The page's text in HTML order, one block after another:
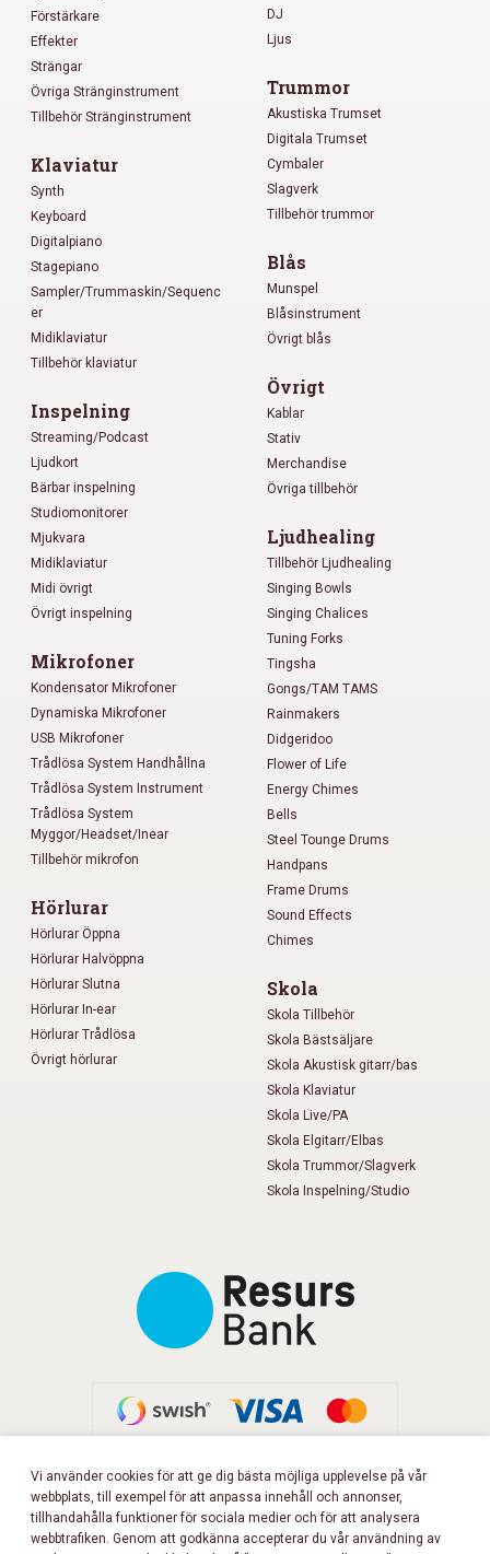
Förstärkare
Effekter
Strängar
Övriga Stränginstrument
Tillbehör Stränginstrument
Klaviatur
Synth
Keyboard
Digitalpiano
Stagepiano
Sampler/Trummaskin/Sequenc
er
Midiklaviatur
Tillbehör klaviatur
Inspelning
Streaming/Podcast
Ljudkort
Bärbar inspelning
Studiomonitorer
Mjukvara
Midiklaviatur
Midi övrigt
Övrigt inspelning
Mikrofoner
Kondensator Mikrofoner
Dynamiska Mikrofoner
USB Mikrofoner
Trådlösa System Handhållna
Trådlösa System Instrument
Trådlösa System
Myggor/Headset/Inear
Tillbehör mikrofon
Hörlurar
Hörlurar Öppna
Hörlurar Halvöppna
Hörlurar Slutna
Hörlurar In-ear
Hörlurar Trådlösa
Övrigt hörlurar
DJ
Ljus
Trummor
Akustiska Trumset
Digitala Trumset
Cymbaler
Slagverk
Tillbehör trummor
Blås
Munspel
Blåsinstrument
Övrigt blås
Övrigt
Kablar
Stativ
Merchandise
Övriga tillbehör
Ljudhealing
Tillbehör Ljudhealing
Singing Bowls
Singing Chalices
Tuning Forks
Tingsha
Gongs/TAM TAMS
Rainmakers
Didgeridoo
Flower of Life
Energy Chimes
Bells
Steel Tounge Drums
Handpans
Frame Drums
Sound Effects
Chimes
Skola
Skola Tillbehör
Skola Bästsäljare
Skola Akustisk gitarr/bas
Skola Klaviatur
Skola Live/PA
Skola Elgitarr/Elbas
Skola Trummor/Slagverk
Skola Inspelning/Studio
FÖLJ OSS PÅ FACEBOOK!
Vi använder cookies för att ge dig bästa möjliga upplevelse på vår
webbplats, till exempel för att anpassa innehåll och annonser,
tillhandahålla funktioner för sociala medier och för att analysera
webbtrafiken. Genom att godkänna accepterar du vår användning av